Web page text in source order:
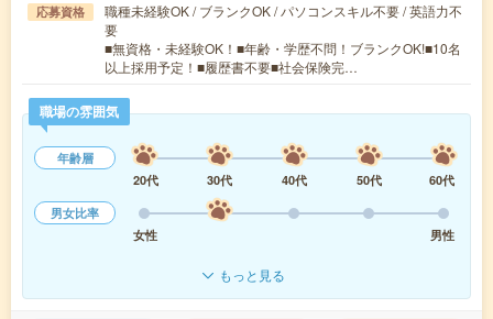
応募資格
職種未経験OK / ブランクOK / パソコンスキル不要 / 英語力不
要
■無資格・未経験OK！■年齢・学歴不問！ブランクOK!■10名
以上採用予定！■履歴書不要■社会保険完…
職場の雰囲気
年齢層
20代
30代 40代 50代
60代
男女比率
女性
男性
もっと見る